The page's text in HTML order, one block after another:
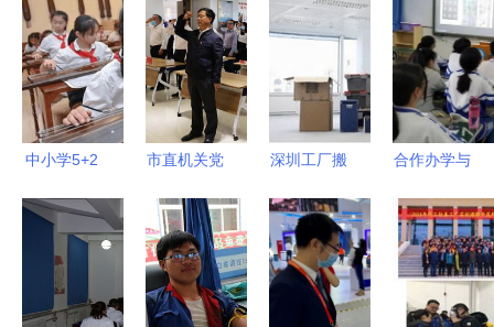
了设计师
务提升办学
水平——河
北工业大学
专家学者走
进仁和大讲
之一
展心理服务
活动
系规划服务
项目正式启
动
中小学5+2
面推行，教
师面临996
工作制挑战
市直机关党
基地在市党
群活动服务
中心挂牌成
深圳工厂搬
迁 贴心服
务、价格与
教育咨询服
合作办学与
轮驱动，河
北工业大学
专家学者走